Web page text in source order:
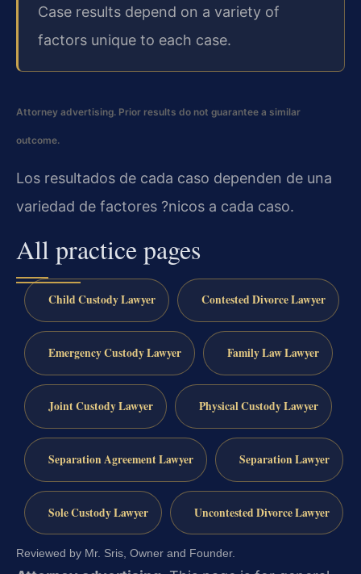
Case results depend on a variety of
factors unique to each case.
Attorney advertising. Prior results do not guarantee a similar
outcome.
Los resultados de cada caso dependen de una
variedad de factores ?nicos a cada caso.
All practice pages
Child Custody Lawyer Contested Divorce Lawyer
Emergency Custody Lawyer Family Law Lawyer
Joint Custody Lawyer Physical Custody Lawyer
Separation Agreement Lawyer Separation Lawyer
Sole Custody Lawyer Uncontested Divorce Lawyer
Reviewed by Mr. Sris, Owner and Founder.